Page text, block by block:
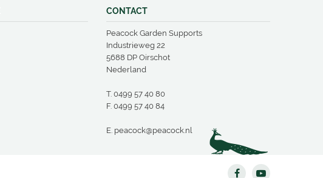
CONTACT
Peacock Garden Supports
Industrieweg 22
5688 DP Oirschot
Nederland
T. 0499 57 40 80
F. 0499 57 40 84
E. peacock@peacock.nl